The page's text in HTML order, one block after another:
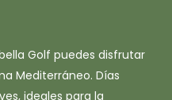
Golf puedes disfrutar
Mediterráneo. Días
ideales para la